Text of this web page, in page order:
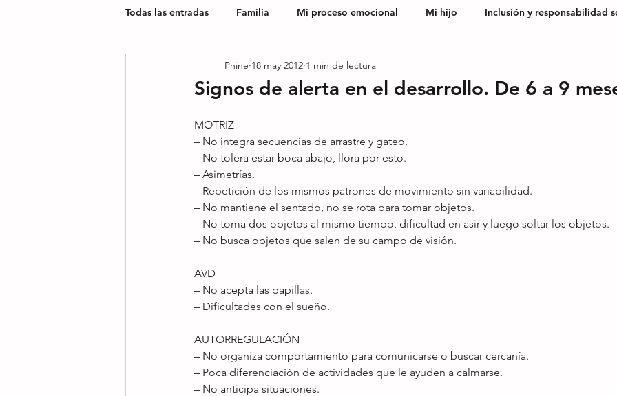
Todas las entradas Familia Mi proceso emocional Mi hijo Inclusión y responsabilidad
Derechos y política pública
Signos de alerta en el desarrollo. De 6 a 9
Phine 18 may 2012 1 min de lectura
MOTRIZ
– No integra secuencias de arrastre y gateo.
– No tolera estar boca abajo, llora por esto.
– Asimetrías.
– Repetición de los mismos patrones de movimiento sin variabilidad.
– No mantiene el sentado, no se rota para tomar objetos.
– No toma dos objetos al mismo tiempo, dificultad en asir y luego soltar los objetos.
– No busca objetos que salen de su campo de visión.
AVD
– No acepta las papillas.
– Dificultades con el sueño.
AUTORREGULACIÓN
– No organiza comportamiento para comunicarse o buscar cercanía.
– Poca diferenciación de actividades que le ayuden a calmarse.
– No anticipa situaciones.